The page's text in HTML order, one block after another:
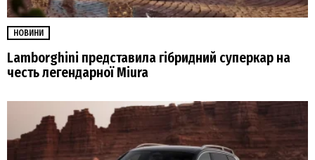
НОВИНИ
Lamborghini представила гібридний суперкар на
честь легендарної Miura